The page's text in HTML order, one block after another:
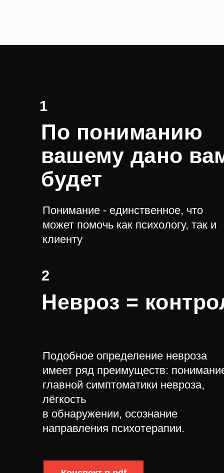
По пониманию
вашему дано
будет
1
Понимание - единственное, что
может помочь как психологу, так и
клиенту
Невроз =
2
Подобное определение невроза
имеет ряд преимуществ:
главной симптоматики невроза,
лёгкость
в обнаружении, осознание
направления психотерапии.